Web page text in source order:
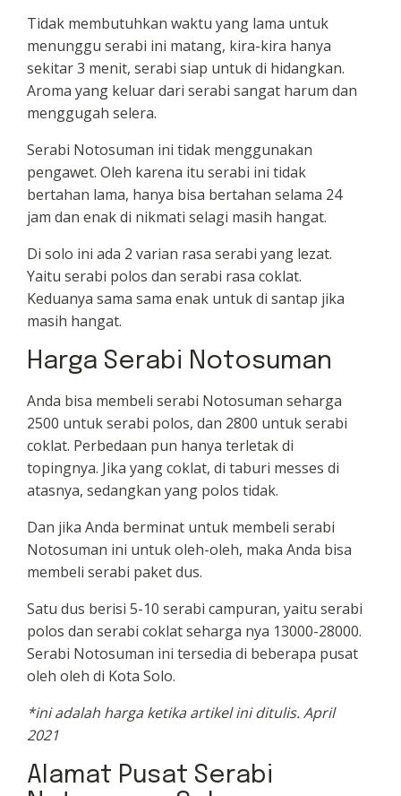
Tidak membutuhkan waktu yang lama untuk
menunggu serabi ini matang, kira-kira hanya
sekitar 3 menit, serabi siap untuk di hidangkan.
Aroma yang keluar dari serabi sangat harum dan
menggugah selera.
Serabi Notosuman ini tidak menggunakan
pengawet. Oleh karena itu serabi ini tidak
bertahan lama, hanya bisa bertahan selama 24
jam dan enak di nikmati selagi masih hangat.
Di solo ini ada 2 varian rasa serabi yang lezat.
Yaitu serabi polos dan serabi rasa coklat.
Keduanya sama sama enak untuk di santap jika
masih hangat.
Harga Serabi Notosuman
Anda bisa membeli serabi Notosuman seharga
2500 untuk serabi polos, dan 2800 untuk serabi
coklat. Perbedaan pun hanya terletak di
topingnya. Jika yang coklat, di taburi messes di
atasnya, sedangkan yang polos tidak.
Dan jika Anda berminat untuk membeli serabi
Notosuman ini untuk oleh-oleh, maka Anda bisa
membeli serabi paket dus.
Satu dus berisi 5-10 serabi campuran, yaitu serabi
polos dan serabi coklat seharga nya 13000-28000.
Serabi Notosuman ini tersedia di beberapa pusat
oleh oleh di Kota Solo.
*ini adalah harga ketika artikel ini ditulis. April
2021
Alamat Pusat Serabi